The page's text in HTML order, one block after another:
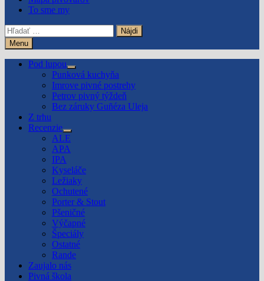
To sme my
Hľadať:
Menu
Pod lupou
Show
sub
menu
Punková kuchyňa
Imrove pivné postrehy
Petrov pivný týždeň
Bez záruky Guñéza Uleja
Z trhu
Recenzie
Show
sub
menu
ALE
APA
IPA
Kyseláče
Ležiaky
Ochutené
Porter & Stout
Pšeničné
Výčapné
Špeciály
Ostatné
Rande
Zaujalo nás
Pivná škola